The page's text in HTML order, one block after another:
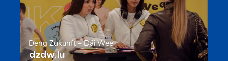
Deng Zukunft – Däi Wee
dzdw.lu